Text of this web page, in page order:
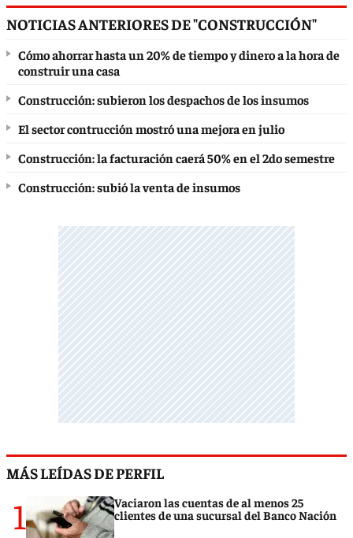
NOTICIAS ANTERIORES DE "CONSTRUCCIÓN"
Cómo ahorrar hasta un 20% de tiempo y dinero a la hora de
construir una casa
Construcción: subieron los despachos de los insumos
El sector contrucción mostró una mejora en julio
Construcción: la facturación caerá 50% en el 2do semestre
Construcción: subió la venta de insumos
MÁS LEÍDAS DE PERFIL
1
Vaciaron las cuentas de al menos 25
clientes de una sucursal del Banco Nación